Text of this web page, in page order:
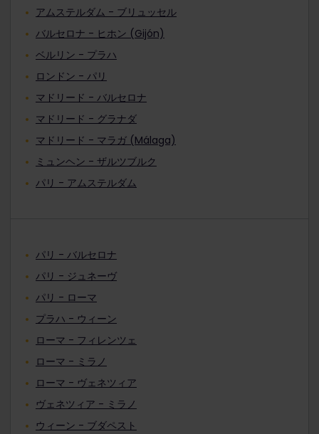
アムステルダム - ブリュッセル
バルセロナ - ヒホン (Gijón)
ベルリン - プラハ
ロンドン - パリ
マドリード - バルセロナ
マドリード - グラナダ
マドリード - マラガ (Málaga)
ミュンヘン - ザルツブルク
パリ - アムステルダム
パリ - バルセロナ
パリ - ジュネーヴ
パリ - ローマ
プラハ - ウィーン
ローマ - フィレンツェ
ローマ - ミラノ
ローマ - ヴェネツィア
ヴェネツィア - ミラノ
ウィーン - ブダペスト